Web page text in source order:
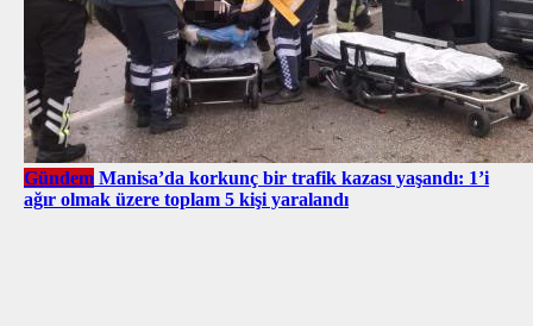
Gündem Manisa’da korkunç bir trafik kazası yaşandı: 1’i
ağır olmak üzere toplam 5 kişi yaralandı